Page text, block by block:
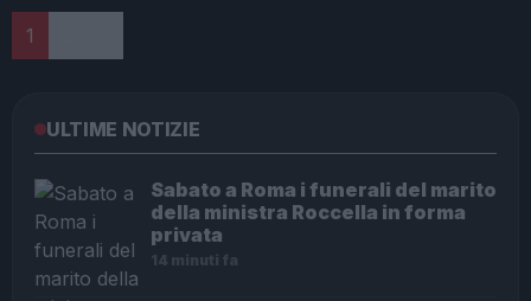
Paginazione
1
ULTIME NOTIZIE
Sabato a Roma i funerali del marito
della ministra Roccella in forma
privata
14 minuti fa